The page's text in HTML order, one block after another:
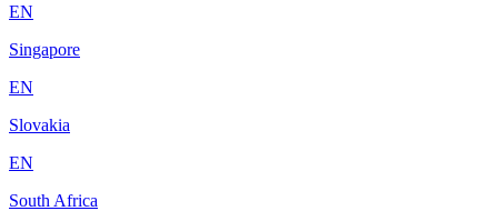
EN
Singapore
EN
Slovakia
EN
South Africa